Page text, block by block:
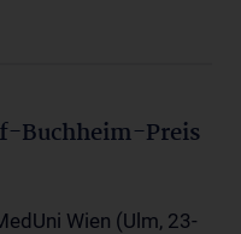
Buchheim-Preis
Wien (Ulm, 23-